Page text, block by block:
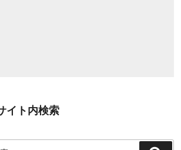
イト内検索